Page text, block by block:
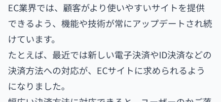
EC業界では、顧客がより使いやすいサイトを提供
できるよう、機能や技術が常にアップデートされ続
けています。
たとえば、最近では新しい電子決済やID決済などの
決済方法への対応が、ECサイトに求められるよう
になりました。